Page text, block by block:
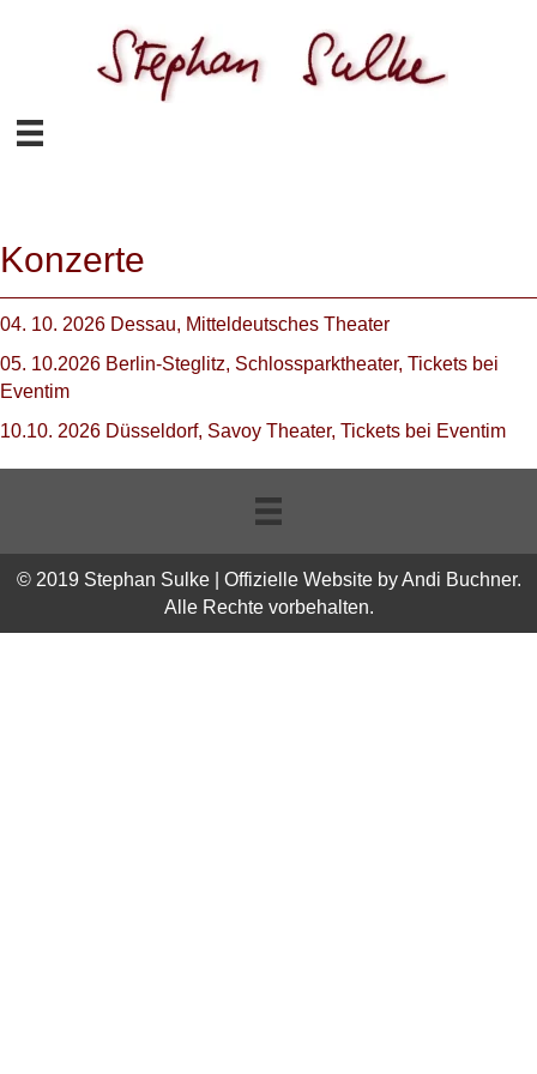
Konzerte
04. 10. 2026 Dessau, Mitteldeutsches Theater
05. 10.2026 Berlin-Steglitz, Schlossparktheater, Tickets bei
Eventim
10.10. 2026 Düsseldorf, Savoy Theater, Tickets bei Eventim
© 2019 Stephan Sulke | Offizielle Website by Andi Buchner.
Alle Rechte vorbehalten.